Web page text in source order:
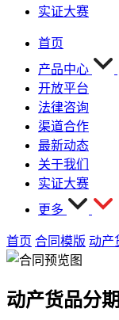
实证大赛
首页
产品中心
开放平台
法律咨询
渠道合作
最新动态
关于我们
实证大赛
更多
首页 合同模版 动产
动产货品分